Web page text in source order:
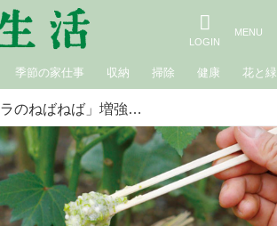
季節の家仕事 収納 掃除 健康 花と緑
「オクラのねばねば」増強実験。家庭菜園の超裏技！ ちょっと過激でユニークな栽培実験／和田義弥さん